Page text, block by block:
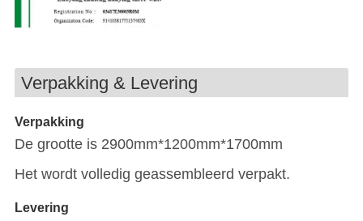
Verpakking & Levering
Verpakking
De grootte is 2900mm*1200mm*1700mm
Het wordt volledig geassembleerd verpakt.
Levering